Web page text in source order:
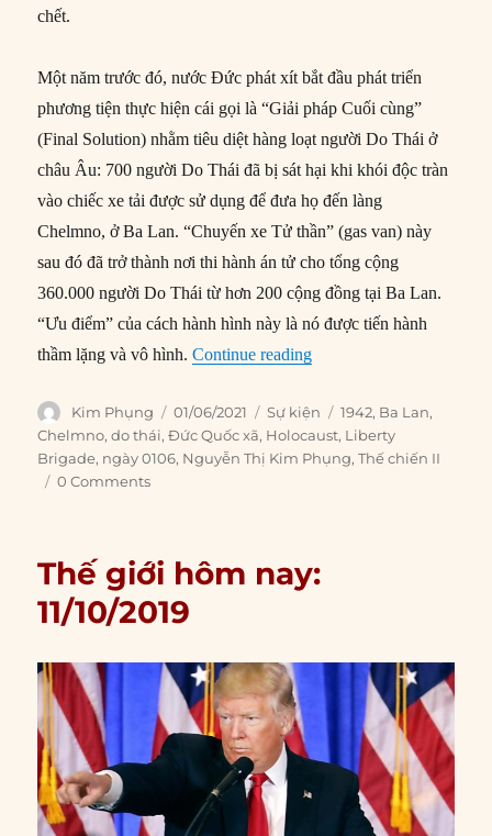
chết.
Một năm trước đó, nước Đức phát xít bắt đầu phát triển
phương tiện thực hiện cái gọi là “Giải pháp Cuối cùng”
(Final Solution) nhằm tiêu diệt hàng loạt người Do Thái ở
châu Âu: 700 người Do Thái đã bị sát hại khi khói độc tràn
vào chiếc xe tải được sử dụng để đưa họ đến làng
Chelmno, ở Ba Lan. “Chuyến xe Tử thần” (gas van) này
sau đó đã trở thành nơi thi hành án tử cho tổng cộng
360.000 người Do Thái từ hơn 200 cộng đồng tại Ba Lan.
“Ưu điểm” của cách hành hình này là nó được tiến hành
thầm lặng và vô hình.Continue reading“01/06/1942: Tin tức về
Author
Kim Phụng
Posted
on
01/06/2021 Categories
Sự kiện Tags
1942, Ba Lan,
Chelmno,do thái,Đức Quốc xã, Holocaust, Liberty
Brigade, ngày 0106, Nguyễn Thị Kim Phụng,Thế chiến II
0 Comments
Thế giới hôm nay:
11/10/2019